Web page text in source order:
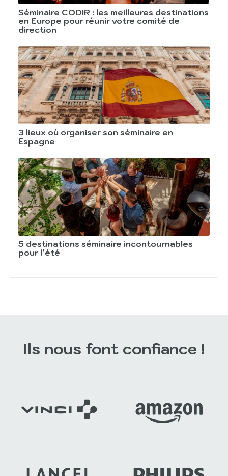
Séminaire CODIR : les meilleures destinations
en Europe pour réunir votre comité de
direction
3 lieux où organiser son séminaire en
Espagne
5 destinations séminaire incontournables
pour l’été
Ils nous font confiance !